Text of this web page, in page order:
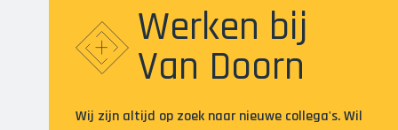
Werken bij
Van Doorn
Wij zijn altijd op zoek naar nieuwe collega's. Wil